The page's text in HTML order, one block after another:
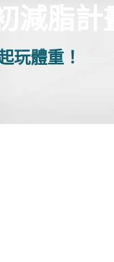
減脂計畫
玩體重！